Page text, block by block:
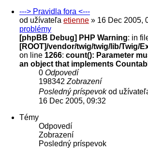
---> Pravidla fora <---
od užívateľa etienne » 16 Dec 2005,
problémy
[phpBB Debug] PHP Warning: in
[ROOT]/vendor/twig/twig/lib/Twig/
on line 1266: count(): Parameter
an object that implements
0 Odpovedí
198342 Zobrazení
Posledný príspevokod
16 Dec 2005, 09:32
Témy
Odpovedí
Zobrazení
Posledný príspevok